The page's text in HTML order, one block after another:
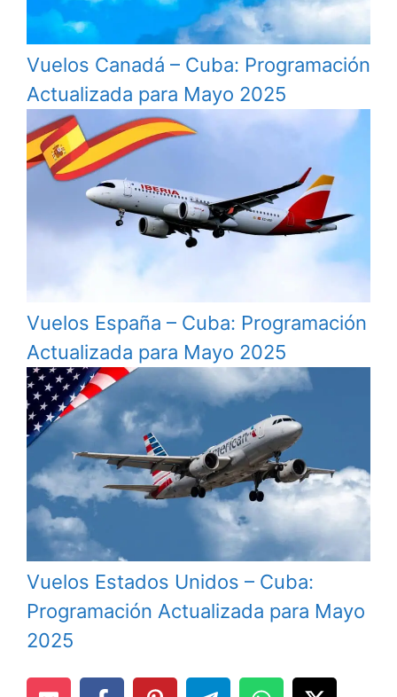
Vuelos Canadá – Cuba: Programación
Actualizada para Mayo 2025
Vuelos España – Cuba: Programación
Actualizada para Mayo 2025
Vuelos Estados Unidos – Cuba:
Programación Actualizada para Mayo
2025